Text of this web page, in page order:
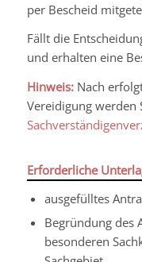
per Bescheid
Fällt die
und erhalten eine
Hinweis:Nach
Vereidigung werden
Erforderliche
ausgefülltes
Begründung des
besonderen